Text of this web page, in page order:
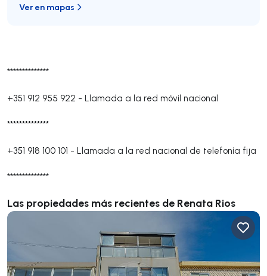
**************
+351 912 955 922 - Llamada a la red móvil nacional
**************
+351 918 100 101 - Llamada a la red nacional de telefonía fija
**************
Las propiedades más recientes de Renata Rios
Ver en mapas